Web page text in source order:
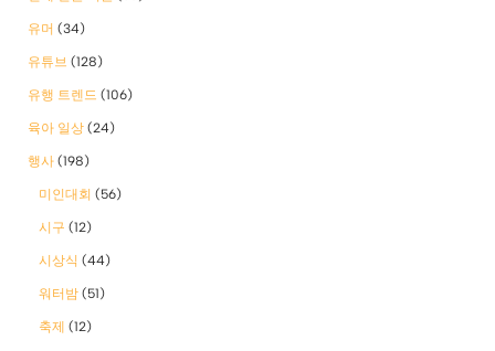
유머 (34)
유튜브 (128)
유행 트렌드 (106)
육아 일상 (24)
행사 (198)
미인대회 (56)
시구 (12)
시상식 (44)
워터밤 (51)
축제 (12)